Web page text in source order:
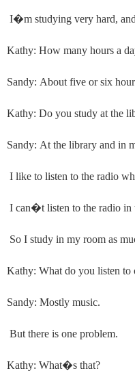
I�m studying very hard,
Kathy: How many hours a
Sandy: About five or six
Kathy: Do you study at the
Sandy: At the library and in
I like to listen to the radio
I can�t listen to the radio in
So I study in my room as
Kathy: What do you listen to
Sandy: Mostly music.
But there is one problem.
Kathy: What�s that?